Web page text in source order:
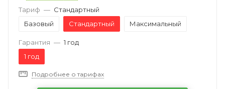
Тариф — Стандартный
Базовый
Стандартный Максимальный
Гарантия — 1 год
1 год
Подробнее о тарифах